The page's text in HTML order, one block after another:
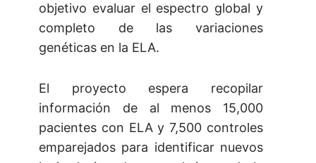
objetivo evaluar el espectro global y
completo de las variaciones
genéticas en la ELA.
El proyecto espera recopilar
información de al menos 15,000
pacientes con ELA y 7,500 controles
emparejados para identificar nuevos